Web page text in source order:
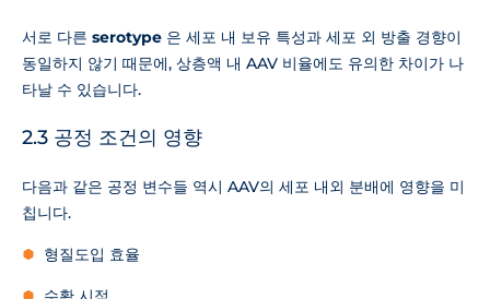
서로 다른 serotype 은 세포 내 보유 특성과 세포 외 방출 경향이
동일하지 않기 때문에, 상층액 내 AAV 비율에도 유의한 차이가 나
타날 수 있습니다.
2.3 공정 조건의 영향
다음과 같은 공정 변수들 역시 AAV의 세포 내외 분배에 영향을 미
칩니다.
형질도입 효율